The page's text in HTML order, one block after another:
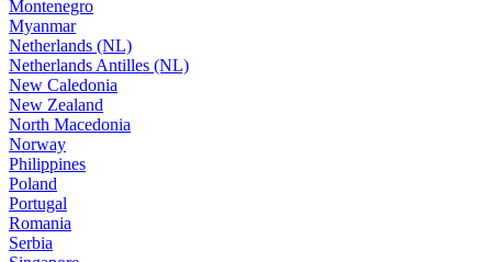
Montenegro
Myanmar
Netherlands (NL)
Netherlands Antilles (NL)
New Caledonia
New Zealand
North Macedonia
Norway
Philippines
Poland
Portugal
Romania
Serbia